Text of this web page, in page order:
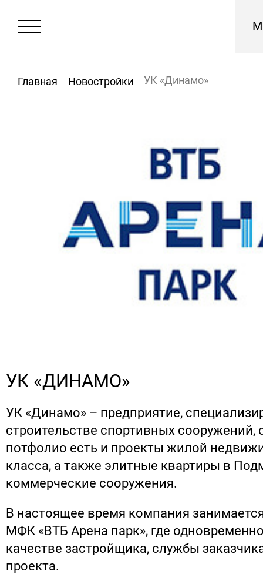
Главная Новостройки УК «Динамо»
УК «ДИНАМО»
УК «Динамо» – предприятие,
строительстве спортивных сооружений,
потфолио есть и проекты жилой
класса, а также элитные квартиры в
коммерческие сооружения.
В настоящее время компания
МФК «ВТБ Арена парк», где
качестве застройщика, службы
проекта.